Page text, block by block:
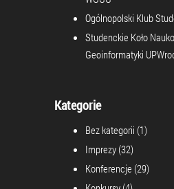
Ogólnopolski Klub
Studenckie Koło
Geoinformatyki
Kategorie
Bez kategorii (1)
Imprezy (32)
Konferencje (29)